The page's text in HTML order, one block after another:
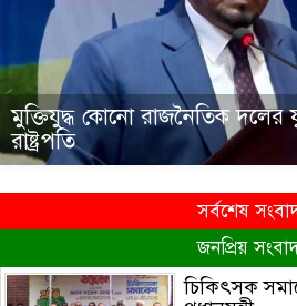
মুক্তিযুদ্ধ কোনো রাজনৈতিক দলের
রাষ্ট্রপতি
সর্বশেষ
জনপ্রিয়
চিকিৎসক